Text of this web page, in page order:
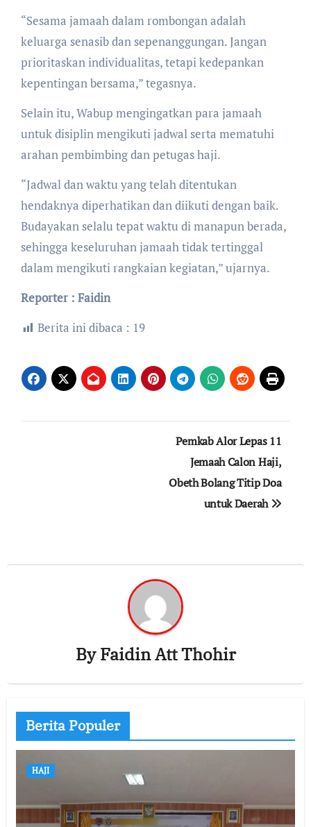
“Sesama jamaah dalam rombongan adalah
keluarga senasib dan sepenanggungan. Jangan
prioritaskan individualitas, tetapi kedepankan
kepentingan bersama,” tegasnya.
Selain itu, Wabup mengingatkan para jamaah
untuk disiplin mengikuti jadwal serta mematuhi
arahan pembimbing dan petugas haji.
“Jadwal dan waktu yang telah ditentukan
hendaknya diperhatikan dan diikuti dengan baik.
Budayakan selalu tepat waktu di manapun berada,
sehingga keseluruhan jamaah tidak tertinggal
dalam mengikuti rangkaian kegiatan,” ujarnya.
Reporter : Faidin
Berita ini dibaca : 19
Pemkab Alor Lepas 11
Jemaah Calon Haji,
Obeth Bolang Titip Doa
untuk Daerah
ByFaidin Att Thohir
Berita Populer
HAJI